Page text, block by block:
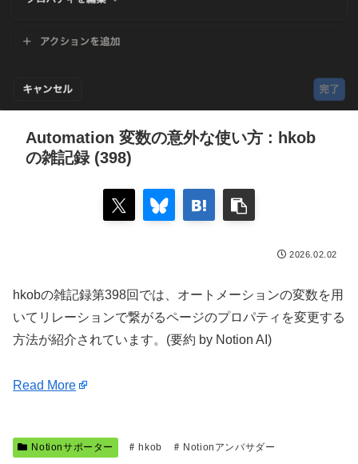
Automation 変数の意外な使い方 : hkob
の雑記録 (398)
2026.02.02
hkobの雑記録第398回では、オートメーションの変数を用
いてリレーションで繋がるページのプロパティを変更する
方法が紹介されています。(要約 by Notion AI)
Read More
Notionサポーター hkob Notionアンバサダー